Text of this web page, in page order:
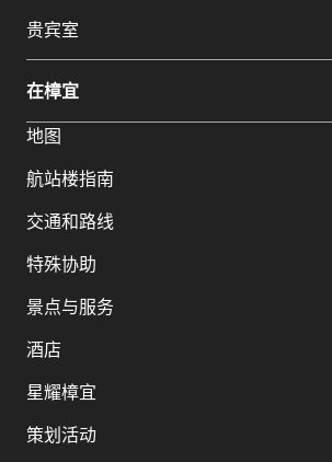
语
言:
贵宾室
在樟宜
地图
航站楼指南
交通和路线
特殊协助
景点与服务
酒店
星耀樟宜
策划活动